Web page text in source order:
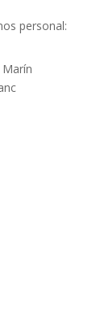
personal:
Marín